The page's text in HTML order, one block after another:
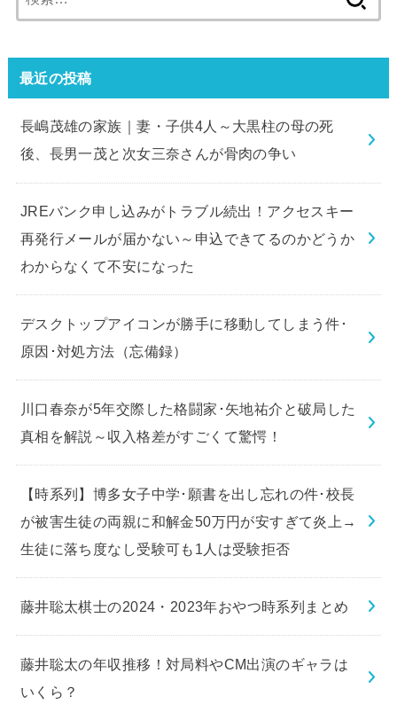
索:
最近の投稿
長嶋茂雄の家族｜妻・子供4人～大黒柱の母の死
後、長男一茂と次女三奈さんが骨肉の争い
JREバンク申し込みがトラブル続出！アクセスキー
再発行メールが届かない～申込できてるのかどうか
わからなくて不安になった
デスクトップアイコンが勝手に移動してしまう件･
原因･対処方法（忘備録）
川口春奈が5年交際した格闘家･矢地祐介と破局した
真相を解説～収入格差がすごくて驚愕！
【時系列】博多女子中学･願書を出し忘れの件･校長
が被害生徒の両親に和解金50万円が安すぎて炎上→
生徒に落ち度なし受験可も1人は受験拒否
藤井聡太棋士の2024・2023年おやつ時系列まとめ
藤井聡太の年収推移！対局料やCM出演のギャラは
いくら？